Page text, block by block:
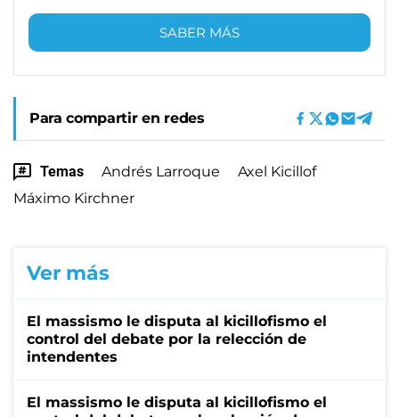
SABER MÁS
Para compartir en redes
Temas Andrés Larroque
Axel Kicillof
Máximo Kirchner
Ver más
El massismo le disputa al kicillofismo el
control del debate por la relección de
intendentes
El massismo le disputa al kicillofismo el